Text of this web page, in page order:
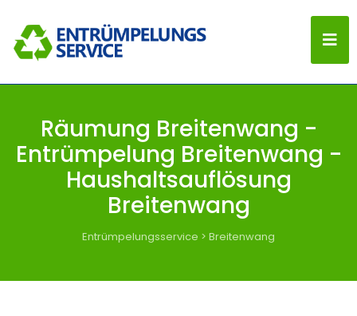
Räumung Breitenwang -
Entrümpelung Breitenwang -
Haushaltsauflösung
Breitenwang
Entrümpelungsservice > Breitenwang